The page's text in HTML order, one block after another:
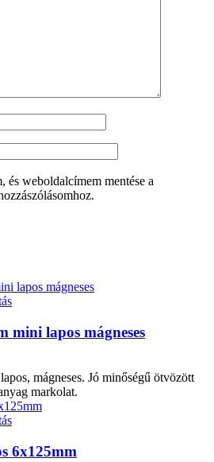
és weboldalcímem mentése a
mini lapos mágneses
mágneses. Jó minőségű ötvözött
markolat.
6x125mm